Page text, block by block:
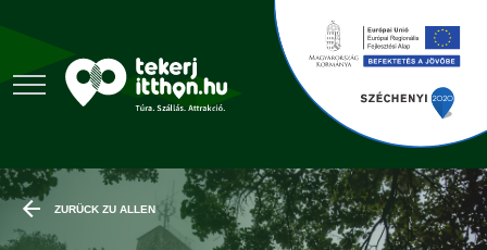
ZURÜCK ZU ALLEN